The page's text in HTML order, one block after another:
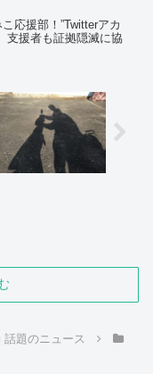
応援部！”Twitterアカ
援者も証拠隠滅に協
話題のニュース